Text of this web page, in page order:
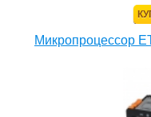
Микропроцессор